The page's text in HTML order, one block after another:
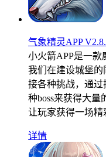
气象精灵APP
小火箭APP是一款
我们在建设城堡
接各种挑战，通
种boss来获得大
让玩家获得一场精
详情